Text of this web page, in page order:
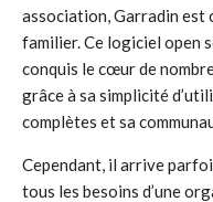
association, Garradin est
familier. Ce logiciel open
conquis le cœur de
grâce à sa simplicité
complètes et sa
Cependant, il arrive
tous les besoins d’une